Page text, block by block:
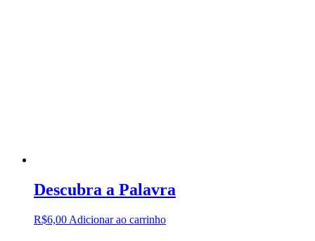
Descubra a Palavra
R$6,00 Adicionar ao carrinho